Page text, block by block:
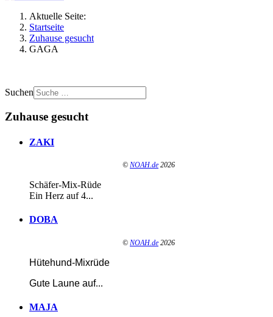
Aktuelle Seite:
Startseite
Zuhause gesucht
GAGA
Suchen
Zuhause gesucht
ZAKI
© NOAH.de 2026
Schäfer-Mix-Rüde
Ein Herz auf 4...
DOBA
© NOAH.de 2026
Hütehund-Mixrüde
Gute Laune auf...
MAJA